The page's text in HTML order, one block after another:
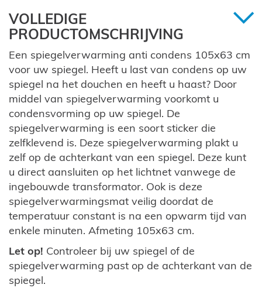
VOLLEDIGE
PRODUCTOMSCHRIJVING
Een spiegelverwarming anti condens 105x63 cm
voor uw spiegel. Heeft u last van condens op uw
spiegel na het douchen en heeft u haast? Door
middel van spiegelverwarming voorkomt u
condensvorming op uw spiegel. De
spiegelverwarming is een soort sticker die
zelfklevend is. Deze spiegelverwarming plakt u
zelf op de achterkant van een spiegel. Deze kunt
u direct aansluiten op het lichtnet vanwege de
ingebouwde transformator. Ook is deze
spiegelverwarmingsmat veilig doordat de
temperatuur constant is na een opwarm tijd van
enkele minuten. Afmeting 105x63 cm.
Let op! Controleer bij uw spiegel of de
spiegelverwarming past op de achterkant van de
spiegel.